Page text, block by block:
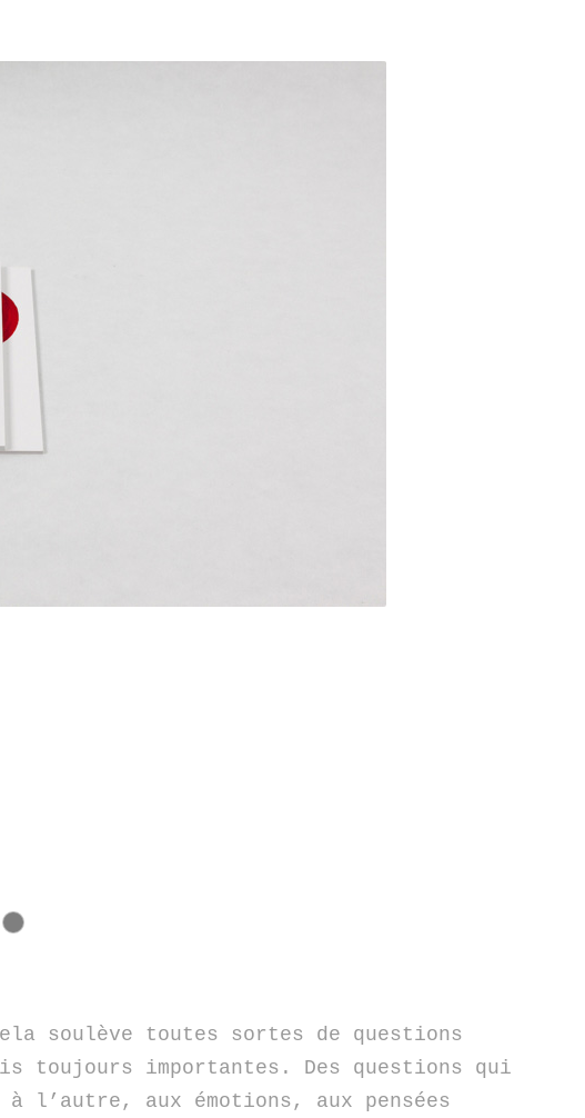
soulève toutes sortes de questions
toujours importantes. Des questions qui
aux émotions, aux pensées